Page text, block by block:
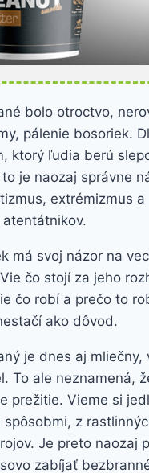
bolo otroctvo,
pálenie bosoriek.
ktorý ľudia berú
je naozaj správne
extrémizmus a
má svoj názor na
čo stojí za jeho
čo robí a prečo to
ako dôvod.
je dnes aj mliečny,
To ale neznamená,
prežitie. Vieme si
z
Je preto naozaj
zabíjať